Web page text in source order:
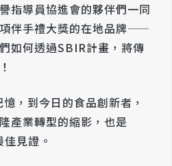
指導員協進會的夥伴們一同
伴手禮大獎的在地品牌——
如何透過SBIR計畫，將傳
，到今日的食品創新者，
產業轉型的縮影，也是
見證。